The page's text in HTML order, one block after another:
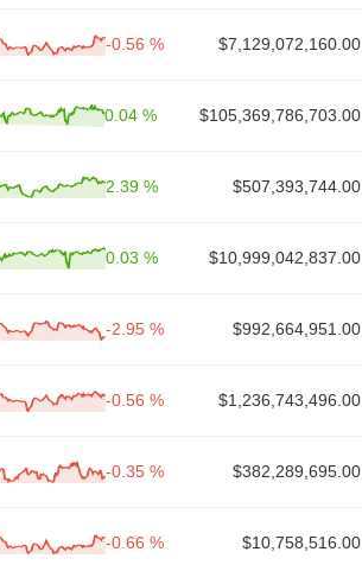
-0.56 % $7,129,072,160.00
0.04 % $105,369,786,703.00
2.39 % $507,393,744.00
0.03 % $10,999,042,837.00
-2.95 % $992,664,951.00
-0.56 % $1,236,743,496.00
-0.35 % $382,289,695.00
-0.66 % $10,758,516.00